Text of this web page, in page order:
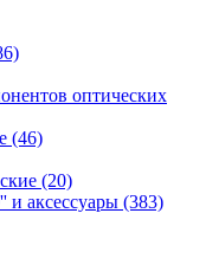
оптических
(46)
(20)
и аксессуары (383)